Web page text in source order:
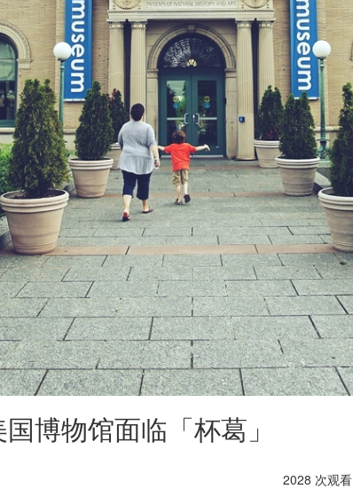
博物馆面临「杯葛」
2028 次观看